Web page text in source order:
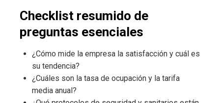
Checklist resumido de
preguntas esenciales
¿Cómo mide la empresa la satisfacción y cuál es
su tendencia?
¿Cuáles son la tasa de ocupación y la tarifa
media anual?